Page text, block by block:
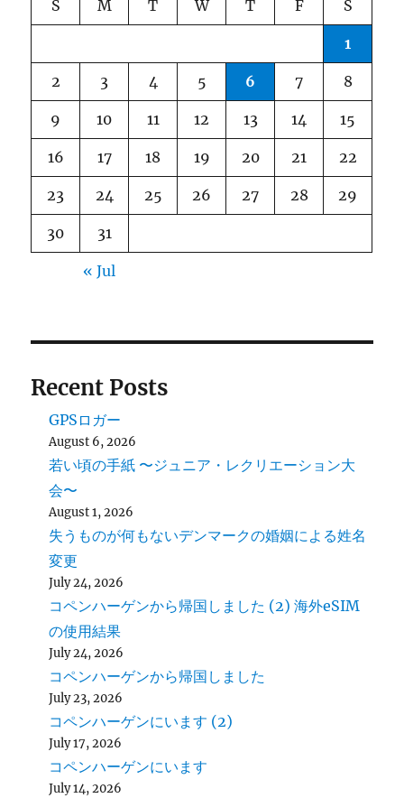
S M T W T F S
1
2 3 4 5 6 7 8
9 10 11 12 13 14 15
16 17 18 19 20 21 22
23 24 25 26 27 28 29
30 31
« Jul
Recent Posts
GPSロガー
August 6, 2026
若い頃の手紙 〜ジュニア・レクリエーション大
会〜
August 1, 2026
失うものが何もないデンマークの婚姻による姓名
変更
July 24, 2026
コペンハーゲンから帰国しました (2) 海外eSIM
の使用結果
July 24, 2026
コペンハーゲンから帰国しました
July 23, 2026
コペンハーゲンにいます (2)
July 17, 2026
コペンハーゲンにいます
July 14, 2026